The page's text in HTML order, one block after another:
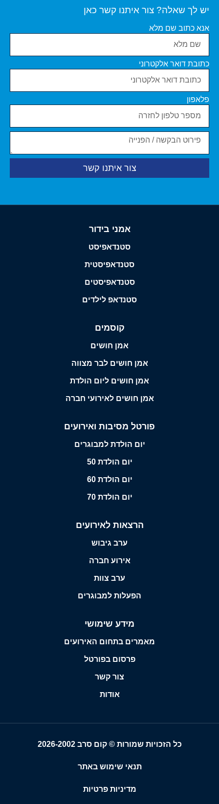
יש לך שאלה? צור איתנו קשר כאן
אנא כתוב שם מלא
כתובת דואר אלקטרוני
פלאפון
צור איתנו קשר
אמני בידור
סטנדאפיסט
סטנדאפיסטית
סטנדאפיסטים
סטנדאפ לילדים
קוסמים
אמן חושים
אמן חושים לבר מצווה
אמן חושים ליום הולדת
אמן חושים לאירועי חברה
פורטל מסיבות ואירועים
יום הולדת למבוגרים
יום הולדת 50
יום הולדת 60
יום הולדת 70
הרצאות לאירועים
ערב גיבוש
אירוע חברה
ערב צוות
הפעלות למבוגרים
מידע שימושי
מאמרים בתחום האירועים
פרסום בפורטל
צור קשר
אודות
כל הזכויות שמורות © קום סרב 2026-2002
תנאי שימוש באתר
מדיניות פרטיות